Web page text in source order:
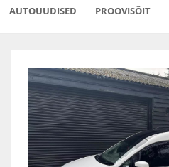
AUTOUUDISED PROOVISÕIT